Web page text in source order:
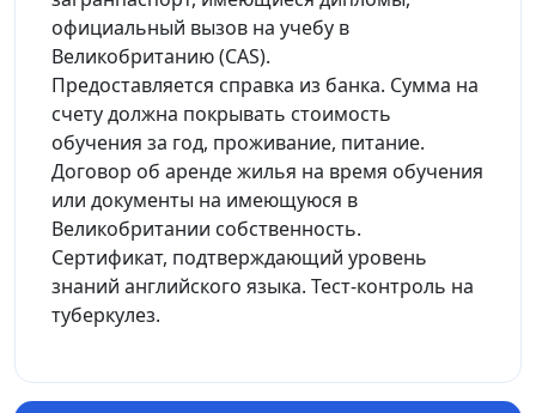
официальный вызов на учебу в
Великобританию (CAS).
Предоставляется справка из банка. Сумма на
счету должна покрывать стоимость
обучения за год, проживание, питание.
Договор об аренде жилья на время обучения
или документы на имеющуюся в
Великобритании собственность.
Сертификат, подтверждающий уровень
знаний английского языка. Тест-контроль на
туберкулез.